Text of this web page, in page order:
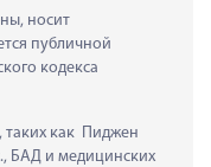
носит
публичной
кодекса
как  Пиджен
БАД и медицинских